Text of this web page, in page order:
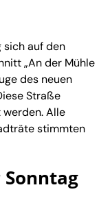
sich auf den
„An der Mühle
des neuen
Straße
Alle
stimmten